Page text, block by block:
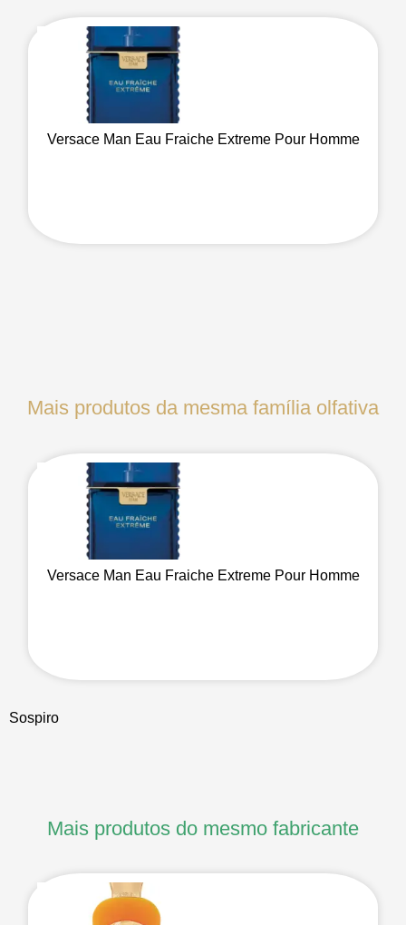
Versace Man Eau Fraiche Extreme Pour Homme
Mais produtos da mesma família olfativa
Versace Man Eau Fraiche Extreme Pour Homme
Sospiro
Mais produtos do mesmo fabricante